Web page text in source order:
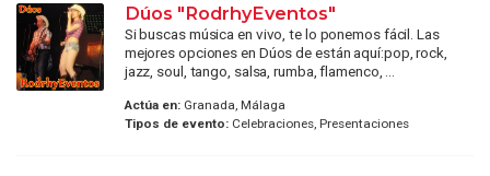
Dúos "RodrhyEventos"
Si buscas música en vivo, te lo ponemos fácil. Las
mejores opciones en Dúos de están aquí:pop, rock,
jazz, soul, tango, salsa, rumba, flamenco, ...
Actúa en:Granada, Málaga
Tipos de evento:Celebraciones, Presentaciones